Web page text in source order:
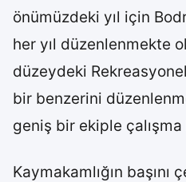
önümüzdeki yıl için
her yıl düzenlenmekte
düzeydeki Rekreasyonel
bir benzerini
geniş bir ekiple çalışma
Kaymakamlığın başını